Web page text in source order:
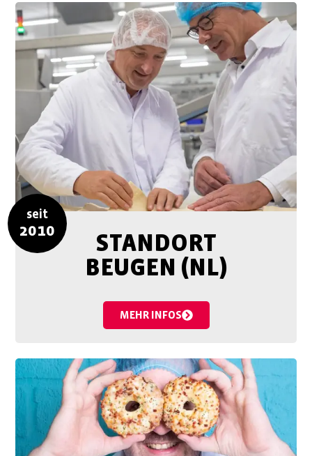
STANDORT
BEUGEN (NL)
MEHR INFOS
seit
2010